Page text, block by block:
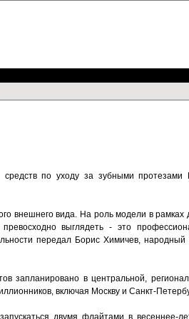
по уходу за зубными протезами
внешнего вида. На роль модели в рамках
выглядеть - это
передал Борис Химичев, народный
запланировано в центральной,
включая Москву и Санкт-
двумя флайтами в весеннее-